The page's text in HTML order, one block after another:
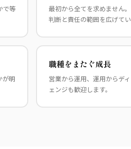
で等
最初から全てを求めません
判断と責任の範囲を広げてい
が明
職種をまたぐ成長
営業から運用、運用からデ
ェンジも歓迎します。